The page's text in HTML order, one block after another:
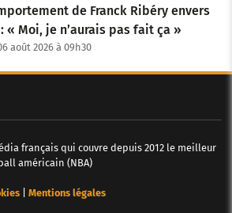
de Franck Ribéry envers
« Moi, je n’aurais pas fait ça »
août 2026 à 09h30
français qui couvre depuis 2012 le meilleur
américain (NBA)
| Mentions légales